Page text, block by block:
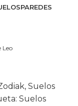
PAREDES
Leo
, Suelos
Suelos